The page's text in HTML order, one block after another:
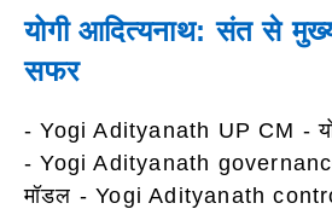
योगी आदित्यनाथ: संत से
सफर
- Yogi Adityanath UP CM -
- Yogi Adityanath
मॉडल - Yogi Adityanath